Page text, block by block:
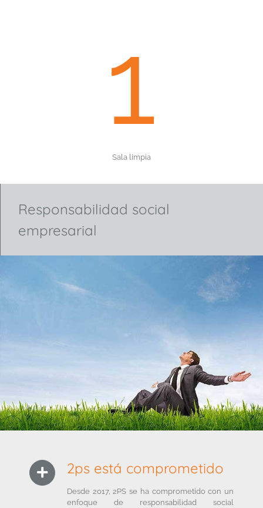
1
Sala limpia
Responsabilidad social
empresarial
2ps está comprometido
Desde 2017, 2PS se ha comprometido con un
enfoque de responsabilidad social